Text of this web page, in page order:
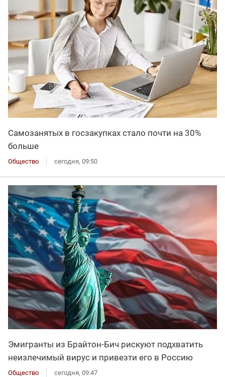
Самозанятых в госзакупках стало почти на 30%
больше
Общество сегодня, 09:50
Эмигранты из Брайтон-Бич рискуют подхватить
неизлечимый вирус и привезти его в Россию
Общество сегодня, 09:47